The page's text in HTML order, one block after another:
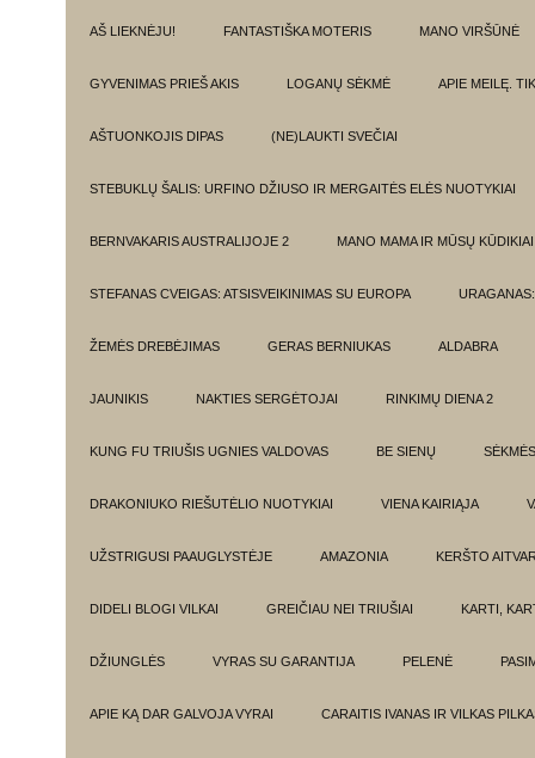
AŠ LIEKNĖJU! FANTASTIŠKA MOTERIS MANO VIRŠŪNĖ
GYVENIMAS PRIEŠ AKIS LOGANŲ SĖKMĖ APIE MEILĘ.
AŠTUONKOJIS DIPAS (NE)LAUKTI SVEČIAI
STEBUKLŲ ŠALIS: URFINO DŽIUSO IR MERGAITĖS ELĖS NUOTYKIAI
BERNVAKARIS AUSTRALIJOJE 2 MANO MAMA IR MŪSŲ KŪDIKIAI
STEFANAS CVEIGAS: ATSISVEIKINIMAS SU EUROPA
ŽEMĖS DREBĖJIMAS GERAS BERNIUKAS ALDABRA
JAUNIKIS NAKTIES SERGĖTOJAI RINKIMŲ DIENA 2
KUNG FU TRIUŠIS UGNIES VALDOVAS BE SIENŲ
DRAKONIUKO RIEŠUTĖLIO NUOTYKIAI VIENA KAIRIĄJA
UŽSTRIGUSI PAAUGLYSTĖJE AMAZONIA KERŠTO
DIDELI BLOGI VILKAI GREIČIAU NEI TRIUŠIAI KARTI,
DŽIUNGLĖS VYRAS SU GARANTIJA PELENĖ
APIE KĄ DAR GALVOJA VYRAI CARAITIS IVANAS IR VILKAS